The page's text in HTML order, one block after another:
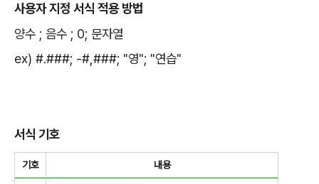
사용자 지정 서식 적용 방법
양수 ; 음수 ; 0; 문자열
ex) #.###; -#,###; "영"; "연습"
서식 기호
기호 내용